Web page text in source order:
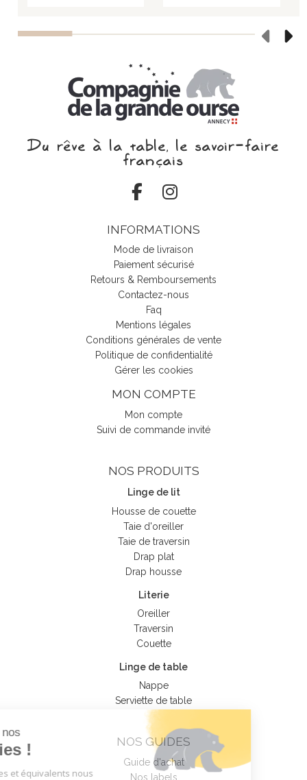
Tout sur nos
Cookies !
Nos cookies et équivalents nous
Du rêve à la table, le savoir‑faire
français
INFORMATIONS
Mode de livraison
Paiement sécurisé
Retours & Remboursements
Contactez-nous
Faq
Mentions légales
Conditions générales de vente
Politique de confidentialité
Gérer les cookies
MON COMPTE
Mon compte
Suivi de commande invité
NOS PRODUITS
Linge de lit
Housse de couette
Taie d'oreiller
Taie de traversin
Drap plat
Drap housse
Literie
Oreiller
Traversin
Couette
Linge de table
Nappe
Serviette de table
NOS GUIDES
Guide d'achat
Nos labels